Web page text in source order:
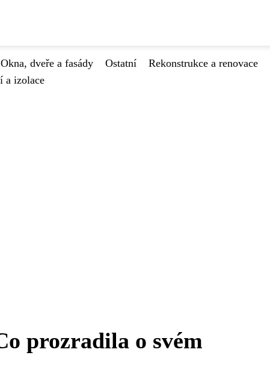
Okna, dveře a fasády Ostatní Rekonstrukce a renovace
a izolace
prozradila o svém